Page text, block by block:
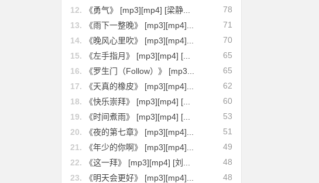
78
12.
《勇气》 [mp3][mp4] [梁静...
71
13.
《雨下一整晚》 [mp3][mp4]...
70
14.
《晚风心里吹》 [mp3][mp4]...
65
15.
《左手指月》 [mp3][mp4] [...
65
16.
《罗生门（Follow）》 [mp3...
62
17.
《天真的橡皮》 [mp3][mp4]...
60
18.
《快乐崇拜》 [mp3][mp4] [...
53
19.
《时间煮雨》 [mp3][mp4] [...
51
20.
《夜的第七章》 [mp3][mp4]...
49
21.
《年少的你啊》 [mp3][mp4]...
48
22.
《这一拜》 [mp3][mp4] [刘...
48
23.
《明天会更好》 [mp3][mp4]...